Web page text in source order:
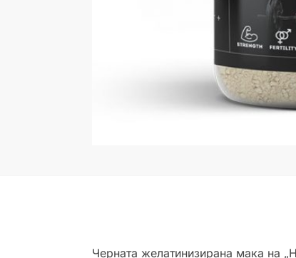
Черната желатинизирана мака на